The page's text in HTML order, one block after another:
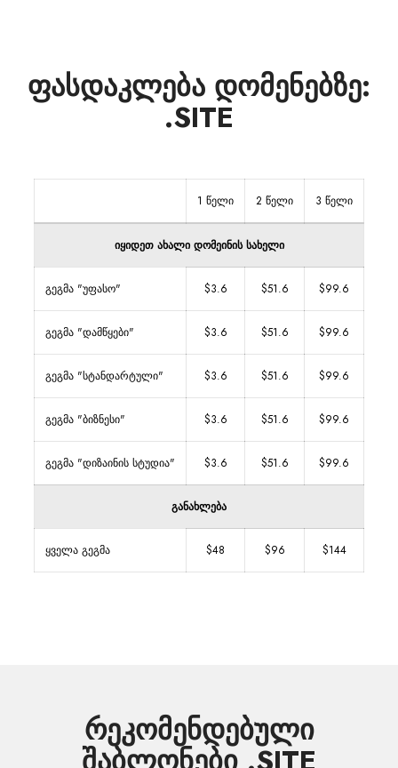
ფასდაკლება დომენებზე:
.SITE
1 წელი 2 წელი 3 წელი
იყიდეთ ახალი დომეინის სახელი
გეგმა "უფასო" $3.6 $51.6 $99.6
გეგმა "დამწყები" $3.6 $51.6 $99.6
გეგმა "სტანდარტული" $3.6 $51.6 $99.6
გეგმა "ბიზნესი" $3.6 $51.6 $99.6
გეგმა "დიზაინის სტუდია" $3.6 $51.6 $99.6
განახლება
ყველა გეგმა $48 $96 $144
რეკომენდებული